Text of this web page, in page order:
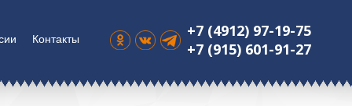
Контакты
+7 (4912) 97-19-75
+7 (915) 601-91-27